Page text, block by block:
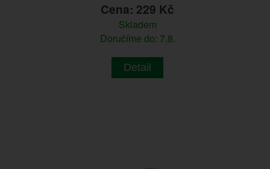
Cena: 229 Kč
Skladem
Doručíme do: 7.8.
Detail